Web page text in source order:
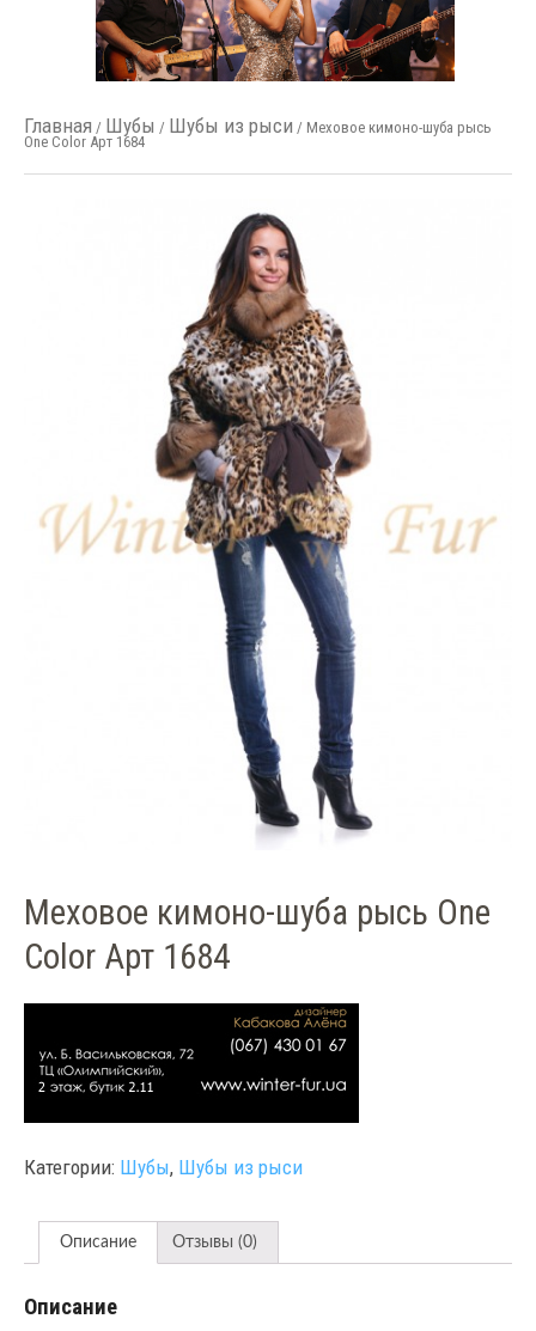
Главная / Шубы / Шубы из рыси / Меховое кимоно-шуба рысь
One Color Арт 1684
Меховое кимоно-шуба рысь One
Color Арт 1684
Категории: Шубы, Шубы из рыси
Описание Отзывы (0)
Описание